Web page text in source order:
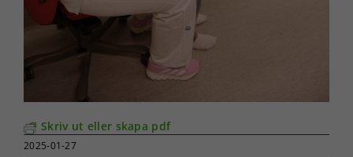
Skriv ut eller skapa pdf
2025-01-27